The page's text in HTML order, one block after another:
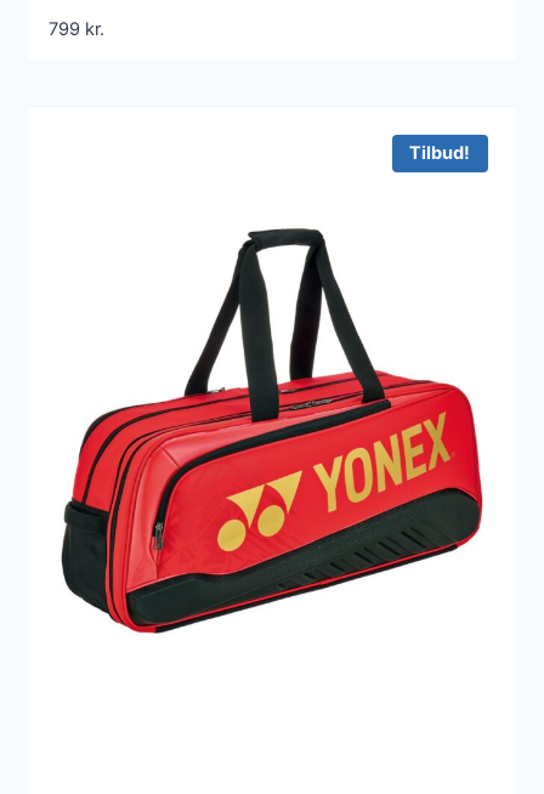
799 kr.
Tilbud!